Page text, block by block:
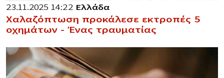
23.11.2025 14:22 Ελλάδα
Χαλαζόπτωση προκάλεσε εκτροπές 5
οχημάτων – Ένας τραυματίας